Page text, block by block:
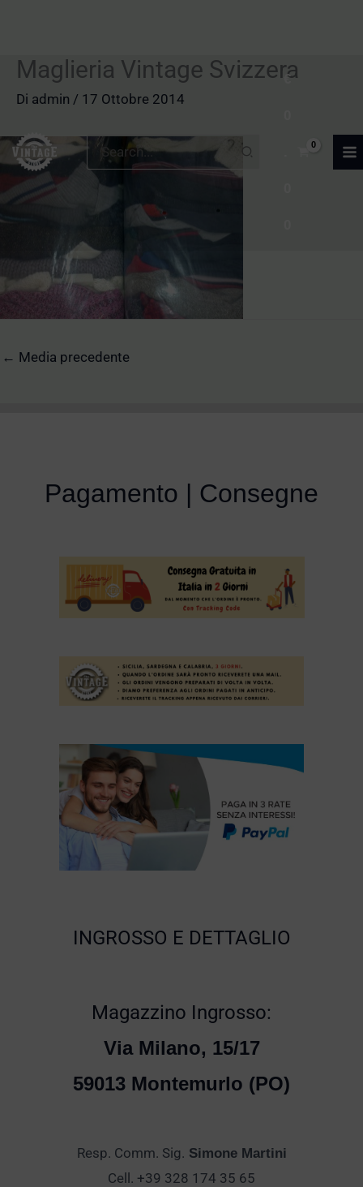
Ricerca
per:
€
Maglieria Vintage Svizzera
Di admin / 17 Ottobre 2014
← Media precedente
Pagamento | Consegne
INGROSSO E DETTAGLIO
Magazzino Ingrosso:
Via Milano, 15/17
59013 Montemurlo (PO)
Resp. Comm. Sig. Simone Martini
Cell. +39 328 174 35 65